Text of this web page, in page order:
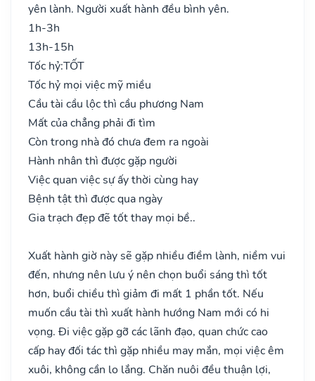
yên lành. Người xuất hành đều bình yên.
1h-3h
13h-15h
Tốc hỷ:TỐT
Tốc hỷ mọi việc mỹ miều
Cầu tài cầu lộc thì cầu phương Nam
Mất của chẳng phải đi tìm
Còn trong nhà đó chưa đem ra ngoài
Hành nhân thì được gặp người
Việc quan việc sự ấy thời cùng hay
Bệnh tật thì được qua ngày
Gia trạch đẹp đẽ tốt thay mọi bề..
Xuất hành giờ này sẽ gặp nhiều điềm lành, niềm vui
đến, nhưng nên lưu ý nên chọn buổi sáng thì tốt
hơn, buổi chiều thì giảm đi mất 1 phần tốt. Nếu
muốn cầu tài thì xuất hành hướng Nam mới có hi
vọng. Đi việc gặp gỡ các lãnh đạo, quan chức cao
cấp hay đối tác thì gặp nhiều may mắn, mọi việc êm
xuôi, không cần lo lắng. Chăn nuôi đều thuận lợi,